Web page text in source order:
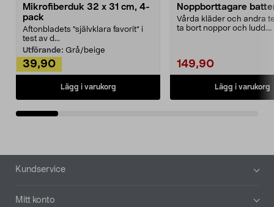
Mikrofiberduk 32 x 31 cm, 4-
pack
Aftonbladets "självklara favorit” i
test av d...
Utförande: Grå/beige
39,90
Lägg i varukorg
Noppborttagare
Vårda kläder och andra
ta bort noppor och ludd.
149,90
Lägg i varukorg
Sidfot
Kundservice
Mitt konto